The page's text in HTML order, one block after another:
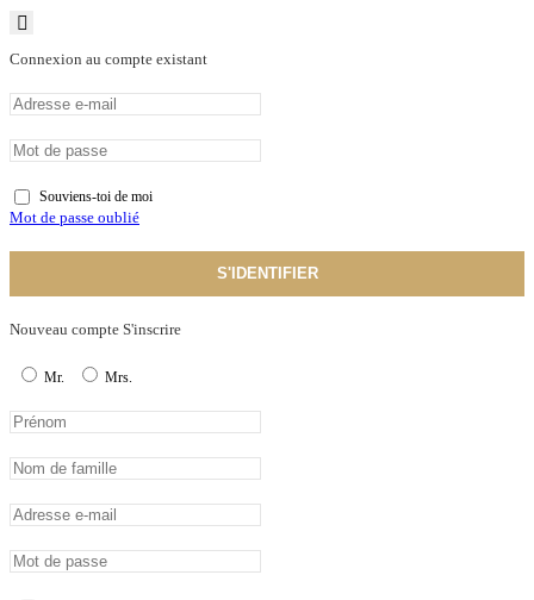
Connexion au compte existant
Souviens-toi de moi
Mot de passe oublié
S'IDENTIFIER
Nouveau compte S'inscrire
Mr. Mrs.